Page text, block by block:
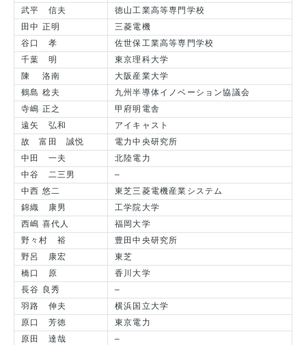
武平 信夫
徳山工業高等専門学校
田中 正明
三菱電機
谷口 孝
佐世保工業高等専門学校
千葉 明
東京理科大学
陳 洛南
大阪産業大学
鶴島 稔夫
九州半導体イノベーション協議会
寺嶋 正之
甲府明電舎
遠矢 弘和
アイキャスト
故 富田 誠悦
電力中央研究所
中田 一夫
北陸電力
中谷 二三男
–
中西 悠二
東芝三菱電機産業システム
錦織 康男
工学院大学
西嶋 喜代人
福岡大学
野々村 裕
豊田中央研究所
野呂 康宏
東芝
橋口 原
香川大学
長谷 良秀
–
羽路 伸夫
横浜国立大学
原口 芳徳
東京電力
原田 達哉
–